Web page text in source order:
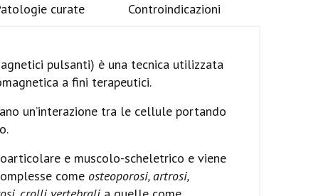
curate Controindicazioni
pulsanti) è una tecnica utilizzata
a fini terapeutici.
un’interazione tra le cellule portando
e muscolo-scheletrico e viene
come osteoporosi, artrosi,